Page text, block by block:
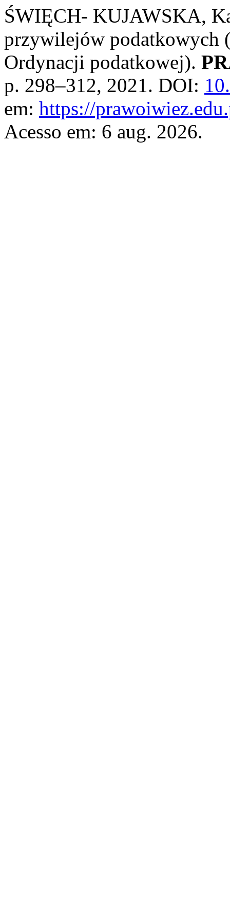
ŚWIĘCH- KUJAWSKA,
przywilejów podatkowych
Ordynacji podatkowej).
p. 298–312, 2021. DOI:
em: https://
Acesso em: 6 aug. 2026.